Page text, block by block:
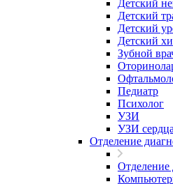
Детский
Детский
Детский
Детский
Зубной
Педиатр
Психолог
УЗИ
УЗИ
Отделение
Отделение